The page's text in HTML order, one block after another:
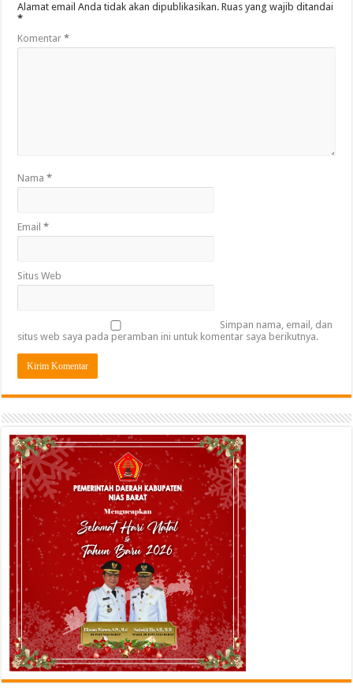
Alamat email Anda tidak akan dipublikasikan. Ruas yang wajib ditandai
*
Komentar*
Nama*
Email*
Situs Web
Simpan nama, email, dan
situs web saya pada peramban ini untuk komentar saya berikutnya.